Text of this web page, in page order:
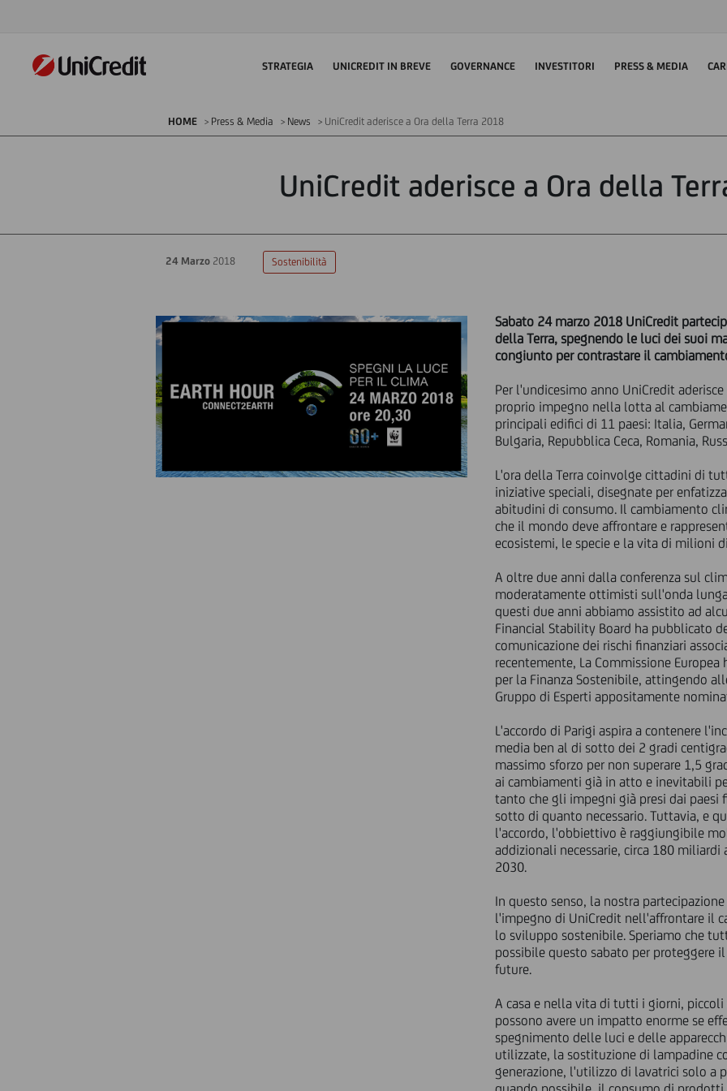
STRATEGIA UNICREDIT IN BREVE GOVERNANCE INVESTITORI PRESS & MEDIA
HOME Press & Media News UniCredit aderisce a Ora della Terra 2018
UniCredit aderisce a Ora della
24 Marzo 2018 Sostenibilità
Sabato 24 marzo 2018 UniCredit
della Terra, spegnendo le luci dei suoi
congiunto per contrastare il
Per l'undicesimo anno UniCredit
proprio impegno nella lotta al
principali edifici di 11 paesi: Italia,
Bulgaria, Repubblica Ceca, Romania,
L'ora della Terra coinvolge cittadini di
iniziative speciali, disegnate per
abitudini di consumo. Il cambiamento
che il mondo deve affrontare e
ecosistemi, le specie e la vita di milioni di
A oltre due anni dalla conferenza sul
moderatamente ottimisti sull'onda lunga
questi due anni abbiamo assistito ad
Financial Stability Board ha pubblicato
comunicazione dei rischi finanziari
recentemente, La Commissione Europea
per la Finanza Sostenibile, attingendo
Gruppo di Esperti appositamente
L'accordo di Parigi aspira a contenere
media ben al di sotto dei 2 gradi
massimo sforzo per non superare 1,5
ai cambiamenti già in atto e inevitabili
tanto che gli impegni già presi dai paesi
sotto di quanto necessario. Tuttavia, e
l'accordo, l'obbiettivo è raggiungibile
addizionali necessarie, circa 180 miliardi
2030.
In questo senso, la nostra partecipazione
l'impegno di UniCredit nell'affrontare il
lo sviluppo sostenibile. Speriamo che
possibile questo sabato per proteggere
future.
A casa e nella vita di tutti i giorni,
possono avere un impatto enorme se
spegnimento delle luci e delle
utilizzate, la sostituzione di lampadine
generazione, l'utilizzo di lavatrici solo a